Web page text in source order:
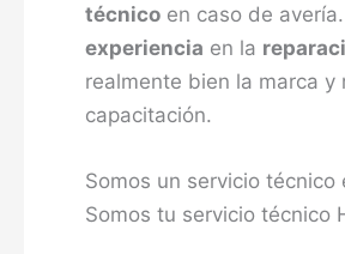
técnico en caso de
experiencia en la
realmente bien la marca
capacitación.
Somos un servicio
Somos tu servicio técnico